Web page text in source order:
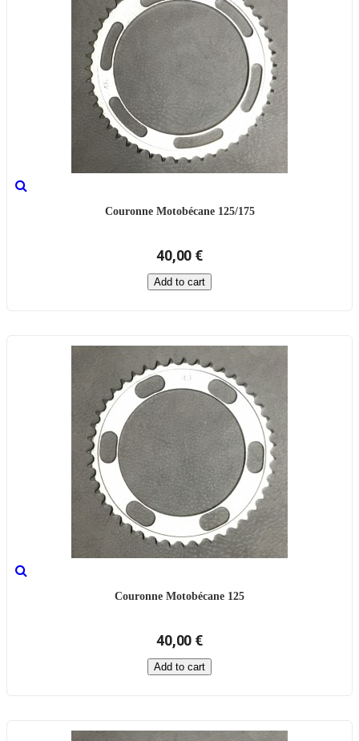
Couronne Motobécane 125/175
40,00 €
Add to cart
Couronne Motobécane 125
40,00 €
Add to cart